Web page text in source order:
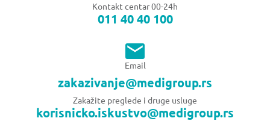
Kontakt centar 00-24h
011 40 40 100
Email
zakazivanje@medigroup.rs
Zakažite preglede i druge usluge
korisnicko.iskustvo@medigroup.rs